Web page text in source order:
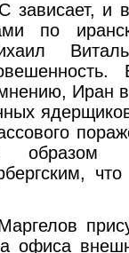
зависает, и
по
Иран
образом
офиса